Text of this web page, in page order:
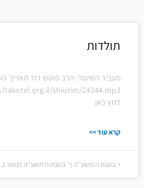
תולדות
מעביר השיעור: הרב פוטש דוד תאריך
לחץ כאן
קרא עוד >>
י׳ בטבת ה׳תשע״ה (י׳ בטבת ה׳תשע״ה (ינואר 1, 2015))